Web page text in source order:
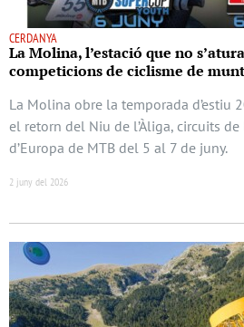
CERDANYA
La Molina, l’estació que no
competicions de ciclisme de
La Molina obre la temporada d’estiu
el retorn del Niu de l’Àliga, circuits
d’Europa de MTB del 5 al 7 de juny.
2 juny del 2026